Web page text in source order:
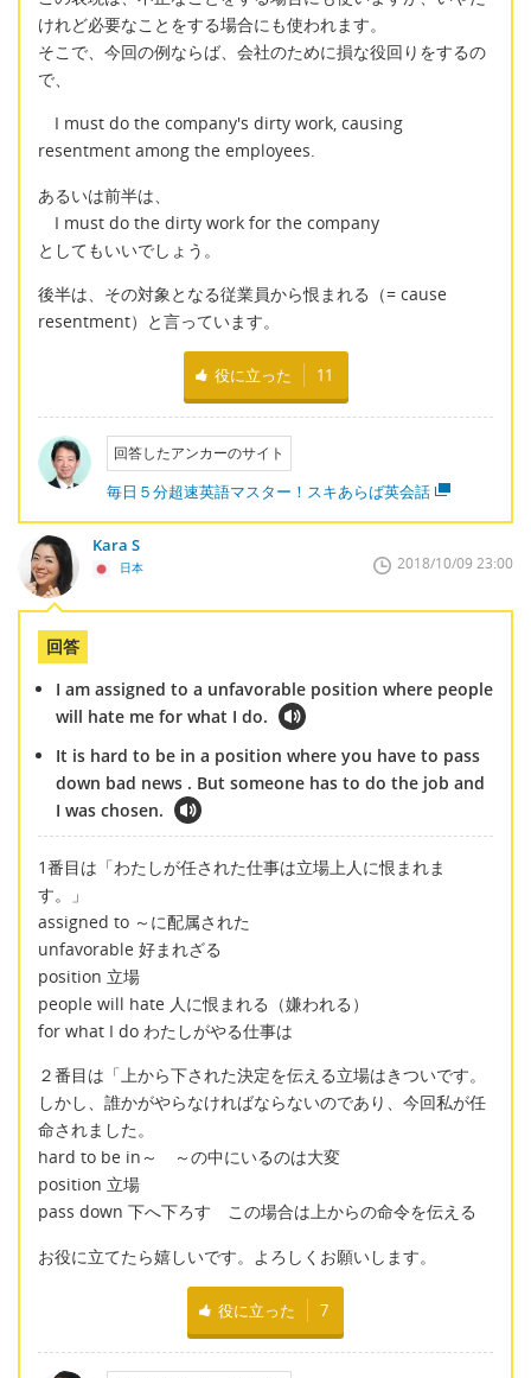
けれど必要なことをする場合にも使われます。
そこで、今回の例ならば、会社のために損な役回りをするの
で、
I must do the company's dirty work, causing
resentment among the employees.
あるいは前半は、
I must do the dirty work for the company
としてもいいでしょう。
後半は、その対象となる従業員から恨まれる（= cause
resentment）と言っています。
役に立った 11
回答したアンカーのサイト
毎日５分超速英語マスター！スキあらば英会話
Kara S
日本 2018/10/09 23:00
回答
I am assigned to a unfavorable position where people
will hate me for what I do.
It is hard to be in a position where you have to pass
down bad news . But someone has to do the job and
I was chosen.
1番目は「わたしが任された仕事は立場上人に恨まれま
す。」
assigned to ～に配属された
unfavorable 好まれざる
position 立場
people will hate 人に恨まれる（嫌われる）
for what I do わたしがやる仕事は
２番目は「上から下された決定を伝える立場はきついです。
しかし、誰かがやらなければならないのであり、今回私が任
命されました。
hard to be in～ ～の中にいるのは大変
position 立場
pass down 下へ下ろす この場合は上からの命令を伝える
お役に立てたら嬉しいです。よろしくお願いします。
役に立った 7